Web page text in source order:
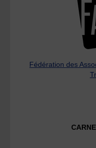
Fédération des